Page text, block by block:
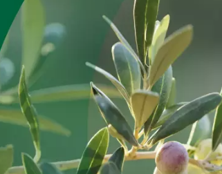
ÁFRICA Y ORIENTE MEDIO
ÁSIA